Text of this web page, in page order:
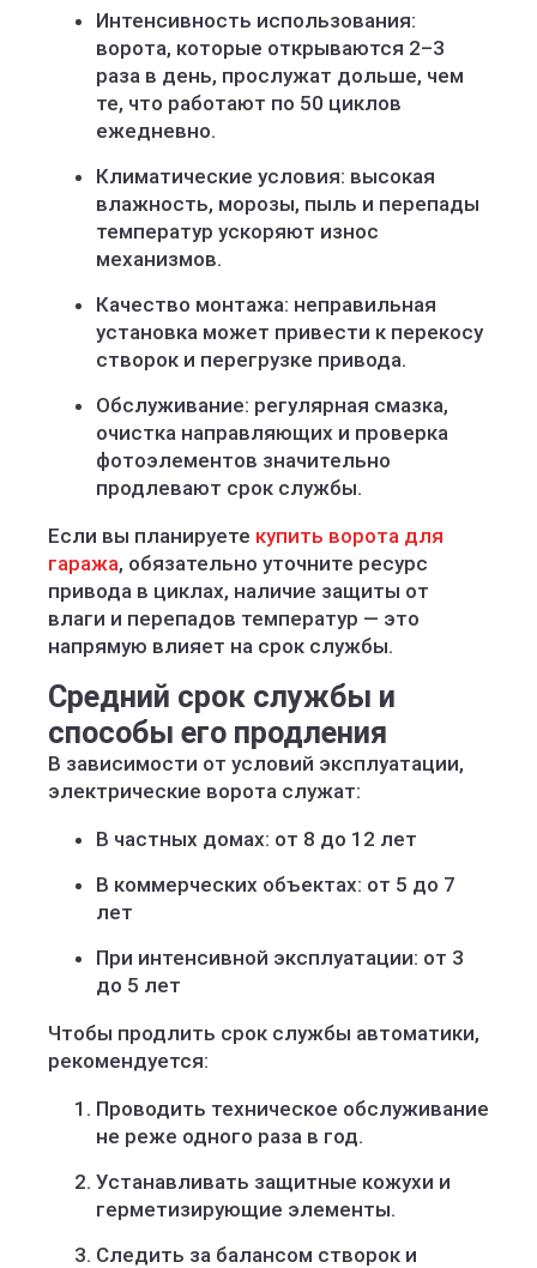
Интенсивность использования:
ворота, которые открываются 2–3
раза в день, прослужат дольше, чем
те, что работают по 50 циклов
ежедневно.
Климатические условия: высокая
влажность, морозы, пыль и перепады
температур ускоряют износ
механизмов.
Качество монтажа: неправильная
установка может привести к перекосу
створок и перегрузке привода.
Обслуживание: регулярная смазка,
очистка направляющих и проверка
фотоэлементов значительно
продлевают срок службы.
Если вы планируете купить ворота для
гаража, обязательно уточните ресурс
привода в циклах, наличие защиты от
влаги и перепадов температур — это
напрямую влияет на срок службы.
Средний срок службы и
способы его продления
В зависимости от условий эксплуатации,
электрические ворота служат:
В частных домах: от 8 до 12 лет
В коммерческих объектах: от 5 до 7
лет
При интенсивной эксплуатации: от 3
до 5 лет
Чтобы продлить срок службы автоматики,
рекомендуется:
Проводить техническое обслуживание
не реже одного раза в год.
Устанавливать защитные кожухи и
герметизирующие элементы.
Следить за балансом створок и